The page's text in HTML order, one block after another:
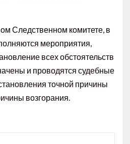
Следственном комитете, в
мероприятия,
всех обстоятельств
и проводятся судебные
точной причины
возгорания.